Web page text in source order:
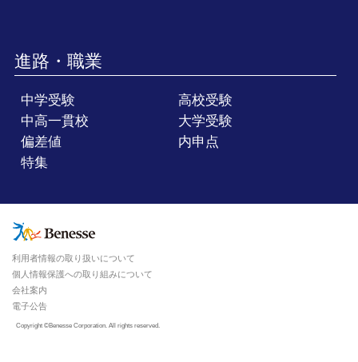
進路・職業
中学受験
高校受験
中高一貫校
大学受験
偏差値
内申点
特集
Copyright ©Benesse Corporation. All rights reserved.
利用者情報の取り扱いについて
個人情報保護への取り組みについて
会社案内
電子公告